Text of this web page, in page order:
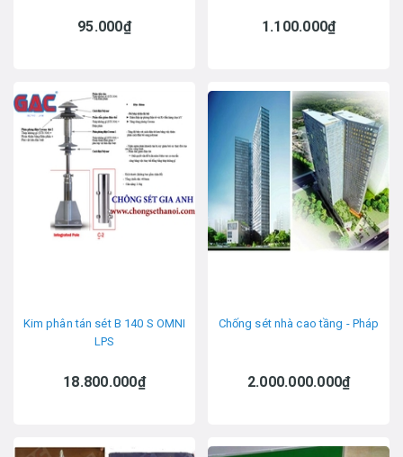
95.000₫ 1.100.000₫
Kim phân tán sét B 140 S OMNI
LPS
18.800.000₫
Chống sét nhà cao tầng - Pháp
2.000.000.000₫